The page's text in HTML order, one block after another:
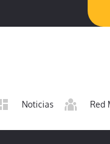
Noticias Red